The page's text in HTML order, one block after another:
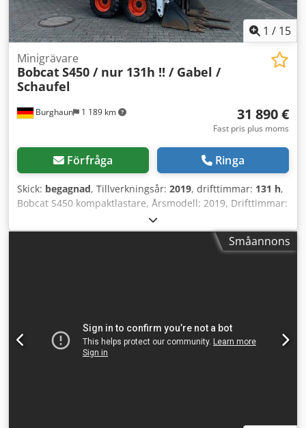
1 / 15
Burghaun 1 189 km
Minigrävare
BobcatS450 / nur 131h !! / Gabel /
Schaufel
31 890 €
Fast pris plus moms
Förfråga Ringa
Skick: begagnad, Tillverkningsår: 2019, drifttimmar: 131 h,
Bobcat S450 kompaktlastare, Årsmodell: 2019, Drifttimmar:
endast 131h!, Pallgaffel, Skopa, Motor: Kubota
[36kW/49hk], Vikt: 2 365 kg, Tyskt fordon, Första ägaren,
Gott skick, Omedelbart driftklar, På begäran kan vi erbjuda
information.
Småannons